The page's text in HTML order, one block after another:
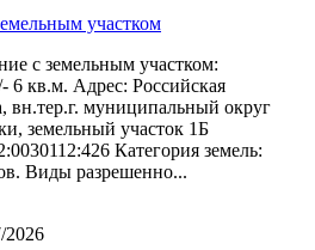
участком
с земельным участком:
6 кв.м. Адрес: Российская
вн.тер.г. муниципальный округ
земельный участок 1Б
Категория земель:
Виды разрешенно...
2026